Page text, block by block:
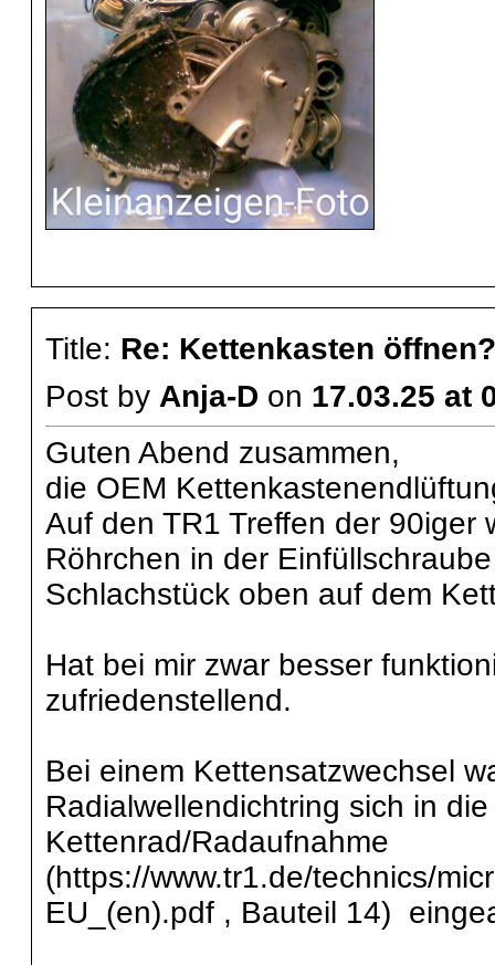
Title: Re: Kettenkasten öffnen?
Post by Anja-D on 17.03.25 at
Guten Abend zusammen,
die OEM
Auf den TR1 Treffen der 90iger
Röhrchen in der
Schlachstück oben auf dem
Hat bei mir zwar besser
zufriedenstellend.
Bei einem Kettensatzwechsel
Radialwellendichtring sich in
Kettenrad/Radaufnahme
(https://www.tr1.de/technics/
EU_(en).pdf , Bauteil 14)